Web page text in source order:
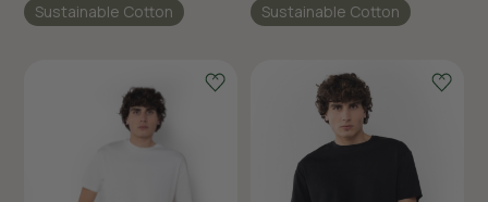
Sustainable Cotton Sustainable Cotton